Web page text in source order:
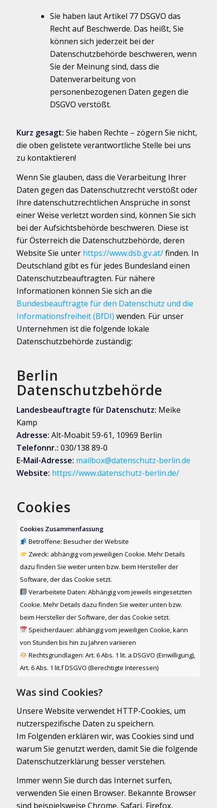
Sie haben laut Artikel 77 DSGVO das
Recht auf Beschwerde. Das heißt, Sie
können sich jederzeit bei der
Datenschutzbehörde beschweren, wenn
Sie der Meinung sind, dass die
Datenverarbeitung von
personenbezogenen Daten gegen die
DSGVO verstößt.
Kurz gesagt: Sie haben Rechte – zögern Sie nicht,
die oben gelistete verantwortliche Stelle bei uns
zu kontaktieren!
Wenn Sie glauben, dass die Verarbeitung Ihrer
Daten gegen das Datenschutzrecht verstößt oder
Ihre datenschutzrechtlichen Ansprüche in sonst
einer Weise verletzt worden sind, können Sie sich
bei der Aufsichtsbehörde beschweren. Diese ist
für Österreich die Datenschutzbehörde, deren
Website Sie unter https://www.dsb.gv.at/finden. In
Deutschland gibt es für jedes Bundesland einen
Datenschutzbeauftragten. Für nähere
Informationen können Sie sich an die
Bundesbeauftragte für den Datenschutz und die
Informationsfreiheit (BfDI) wenden. Für unser
Unternehmen ist die folgende lokale
Datenschutzbehörde zuständig:
Berlin
Datenschutzbehörde
Landesbeauftragte für Datenschutz: Meike
Kamp
Adresse: Alt-Moabit 59-61, 10969 Berlin
Telefonnr.: 030/138 89-0
E-Mail-Adresse: mailbox@datenschutz-berlin.de
Website: https://www.datenschutz-berlin.de/
Cookies
Cookies Zusammenfassung
Betroffene: Besucher der Website
Zweck: abhängig vom jeweiligen Cookie. Mehr Details
dazu finden Sie weiter unten bzw. beim Hersteller der
Software, der das Cookie setzt.
Verarbeitete Daten: Abhängig vom jeweils eingesetzten
Cookie. Mehr Details dazu finden Sie weiter unten bzw.
beim Hersteller der Software, der das Cookie setzt.
Speicherdauer: abhängig vom jeweiligen Cookie, kann
von Stunden bis hin zu Jahren variieren
Rechtsgrundlagen: Art. 6 Abs. 1 lit. a DSGVO (Einwilligung),
Art. 6 Abs. 1 lit.f DSGVO (Berechtigte Interessen)
Was sind Cookies?
Unsere Website verwendet HTTP-Cookies, um
nutzerspezifische Daten zu speichern.
Im Folgenden erklären wir, was Cookies sind und
warum Sie genutzt werden, damit Sie die folgende
Datenschutzerklärung besser verstehen.
Immer wenn Sie durch das Internet surfen,
verwenden Sie einen Browser. Bekannte Browser
sind beispielsweise Chrome, Safari, Firefox,